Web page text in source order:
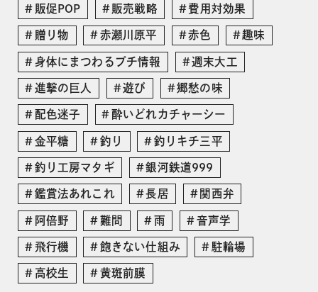
販促POP 販売戦略 費用対効果
贈り物 赤瀬川原平 赤色 趣味
身体にまつわるプチ情報 週末大工
進撃の巨人 遊び 郷愁の味
配色迷子 酔いどれカチャーシー
金平糖 釣り 釣りキチ三平
釣り工房マタギ 銀河鉄道999
鑑賞法あれこれ 長居 関西弁
阿倍野 難問 雨 音声学
飛行機 飽きない仕組み 駐輪場
高校生 黄斑前膜